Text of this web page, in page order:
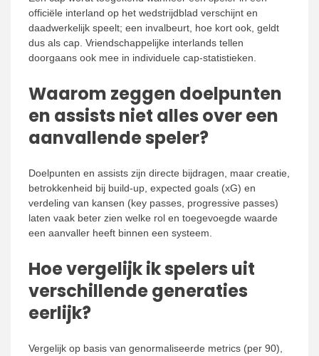
officiële interland op het wedstrijdblad verschijnt en
daadwerkelijk speelt; een invalbeurt, hoe kort ook, geldt
dus als cap. Vriendschappelijke interlands tellen
doorgaans ook mee in individuele cap-statistieken.
Waarom zeggen doelpunten
en assists niet alles over een
aanvallende speler?
Doelpunten en assists zijn directe bijdragen, maar creatie,
betrokkenheid bij build-up, expected goals (xG) en
verdeling van kansen (key passes, progressive passes)
laten vaak beter zien welke rol en toegevoegde waarde
een aanvaller heeft binnen een systeem.
Hoe vergelijk ik spelers uit
verschillende generaties
eerlijk?
Vergelijk op basis van genormaliseerde metrics (per 90),